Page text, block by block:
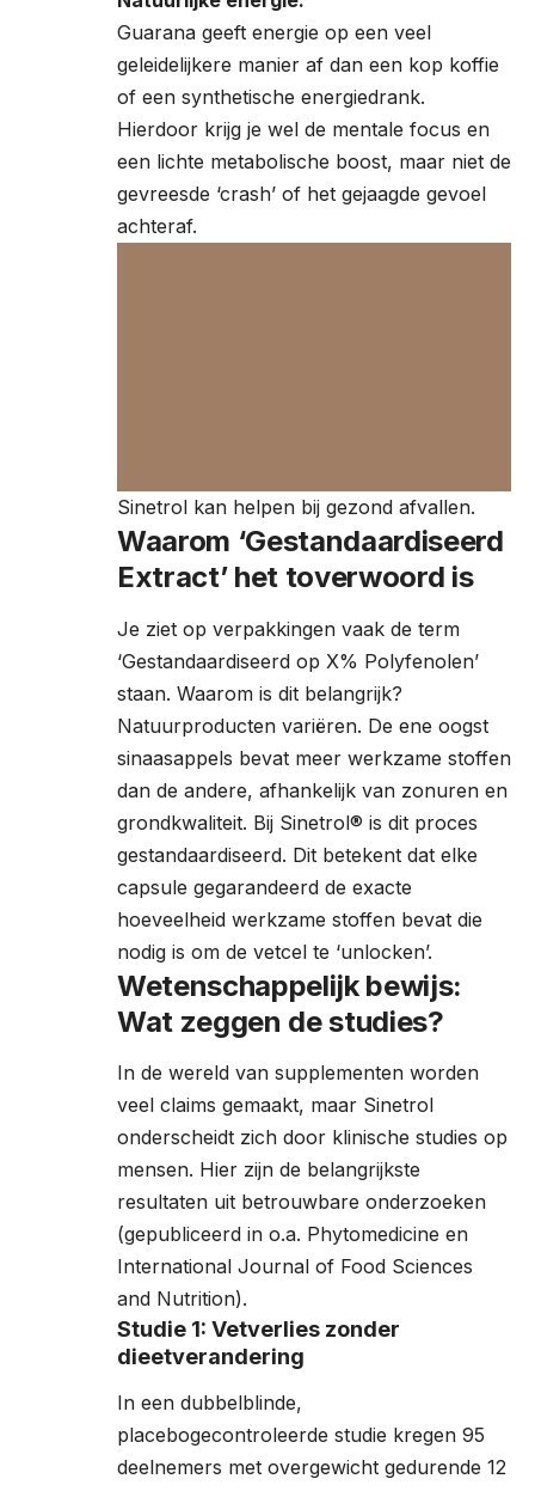
Guarana geeft energie op een veel
geleidelijkere manier af dan een kop koffie
of een synthetische energiedrank.
Hierdoor krijg je wel de mentale focus en
een lichte metabolische boost, maar niet de
gevreesde ‘crash’ of het gejaagde gevoel
achteraf.
Sinetrol kan helpen bij gezond afvallen.
Waarom ‘Gestandaardiseerd
Extract’ het toverwoord is
Je ziet op verpakkingen vaak de term
‘Gestandaardiseerd op X% Polyfenolen’
staan. Waarom is dit belangrijk?
Natuurproducten variëren. De ene oogst
sinaasappels bevat meer werkzame stoffen
dan de andere, afhankelijk van zonuren en
grondkwaliteit. Bij Sinetrol® is dit proces
gestandaardiseerd. Dit betekent dat elke
capsule gegarandeerd de exacte
hoeveelheid werkzame stoffen bevat die
nodig is om de vetcel te ‘unlocken’.
Wetenschappelijk bewijs:
Wat zeggen de studies?
In de wereld van supplementen worden
veel claims gemaakt, maar Sinetrol
onderscheidt zich door klinische studies op
mensen. Hier zijn de belangrijkste
resultaten uit betrouwbare onderzoeken
(gepubliceerd in o.a. Phytomedicine en
International Journal of Food Sciences
and Nutrition).
Studie 1: Vetverlies zonder
dieetverandering
In een dubbelblinde,
placebogecontroleerde studie kregen 95
deelnemers met overgewicht gedurende 12